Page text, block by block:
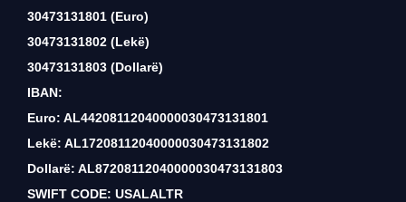
30473131801 (Euro)
30473131802 (Lekë)
30473131803 (Dollarë)
IBAN:
Euro: AL44208112040000030473131801
Lekë: AL17208112040000030473131802
Dollarë: AL87208112040000030473131803
SWIFT CODE: USALALTR